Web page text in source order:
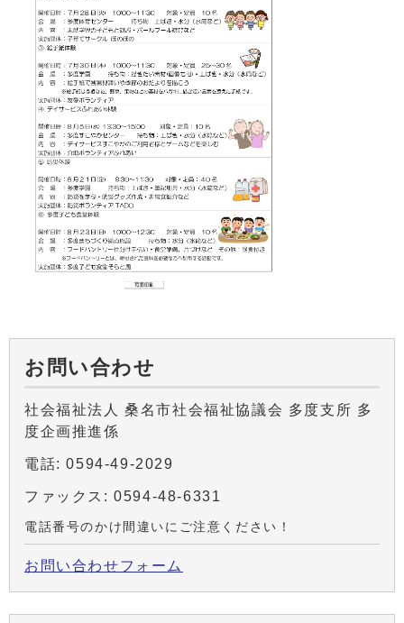
お問い合わせ
社会福祉法人 桑名市社会福祉協議会 多度支所 多
度企画推進係
電話: 0594-49-2029
ファックス: 0594-48-6331
電話番号のかけ間違いにご注意ください！
お問い合わせフォーム